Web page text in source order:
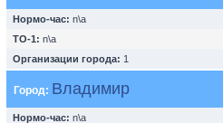
Нормо-час: n\a
ТО-1: n\a
Организации города: 1
Город: Владимир
Нормо-час: n\a